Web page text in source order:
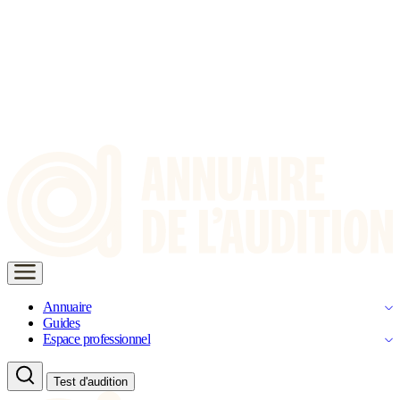
Annuaire
Guides
Espace professionnel
Test d'audition